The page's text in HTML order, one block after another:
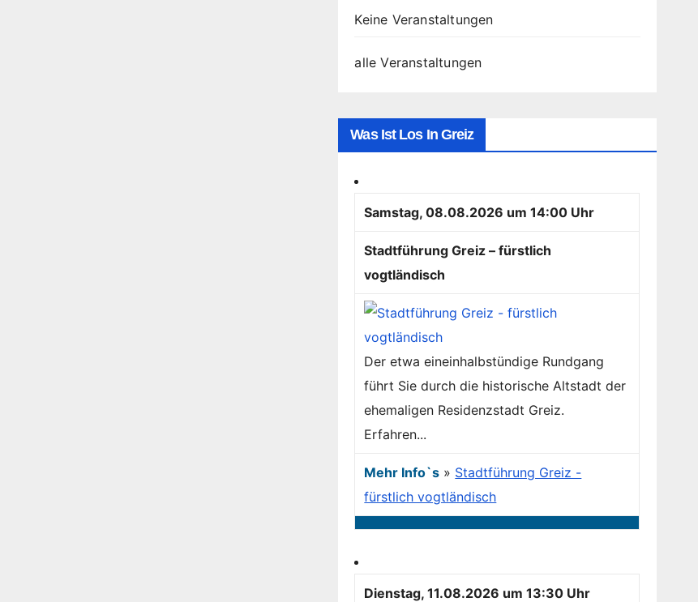
Keine Veranstaltungen
alle Veranstaltungen
Was Ist Los In Greiz
Samstag, 08.08.2026 um 14:00 Uhr
Stadtführung Greiz – fürstlich
vogtländisch
Der etwa eineinhalbstündige Rundgang
führt Sie durch die historische Altstadt der
ehemaligen Residenzstadt Greiz.
Erfahren...
Mehr Info`s » Stadtführung Greiz -
fürstlich vogtländisch
Dienstag, 11.08.2026 um 13:30 Uhr